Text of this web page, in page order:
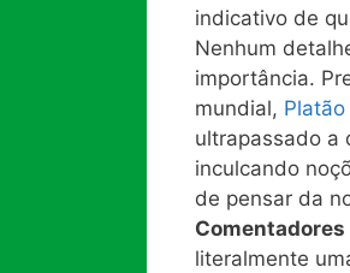
indicativo de
Nenhum
importância.
mundial, Platão
ultrapassado a
inculcando
de pensar da
Comentadores
literalmente